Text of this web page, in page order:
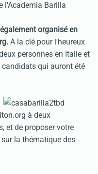
l'Academia Barilla
organisé en
A la clé pour l'heureux
personnes en Italie et
qui auront été
à deux
et de proposer votre
la thématique des